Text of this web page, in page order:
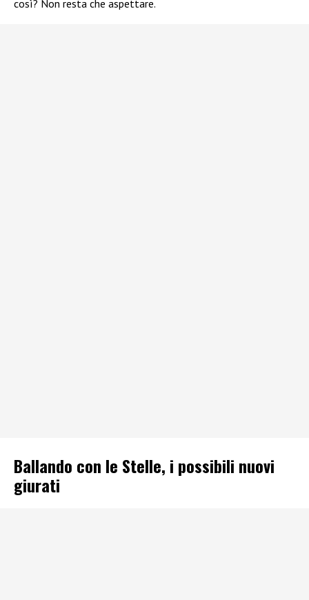
così? Non resta che aspettare.
Ballando con le Stelle, i possibili nuovi
giurati